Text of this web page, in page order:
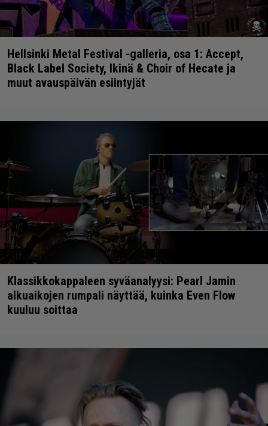
Hellsinki Metal Festival -galleria, osa 1: Accept,
Black Label Society, Ikinä & Choir of Hecate ja
muut avauspäivän esiintyjät
Klassikkokappaleen syväanalyysi: Pearl Jamin
alkuaikojen rumpali näyttää, kuinka Even Flow
kuuluu soittaa